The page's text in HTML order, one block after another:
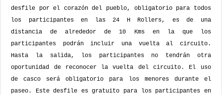
desfile por el corazón del pueblo, obligatorio para todos
los participantes en las 24 H Rollers, es de una
distancia de alrededor de 10 Kms en la que los
participantes podrán incluir una vuelta al circuito.
Hasta la salida, los participantes no tendrán otra
oportunidad de reconocer la vuelta del circuito. El uso
de casco será obligatorio para los menores durante el
paseo. Este desfile es gratuito para los participantes en